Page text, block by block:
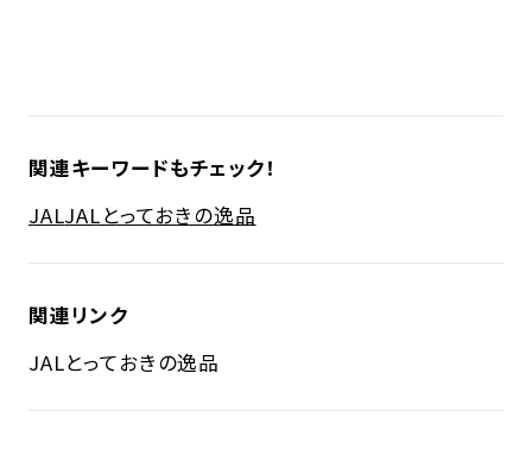
関連キーワードもチェック！
JALJALとっておきの逸品
関連リンク
JALとっておきの逸品